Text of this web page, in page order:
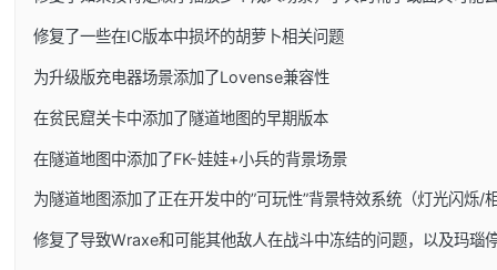
修复了一些在IC版本中损坏的胡萝卜相关问题
为升级版充电器场景添加了Lovense兼容性
在贫民窟关卡中添加了隧道地图的早期版本
在隧道地图中添加了FK-娃娃+小兵的背景场景
为隧道地图添加了正在开发中的”可玩性”背景特效系统（灯光闪烁/
修复了导致Wraxe和可能其他敌人在战斗中冻结的问题，以及玛瑙